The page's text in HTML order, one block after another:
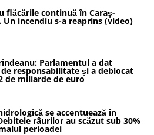
flăcările continuă în Caraș-
Un incendiu s-a reaprins (video)
Parlamentul a dat
responsabilitate și a deblocat
de miliarde de euro
se accentuează în
râurilor au scăzut sub 30%
perioadei